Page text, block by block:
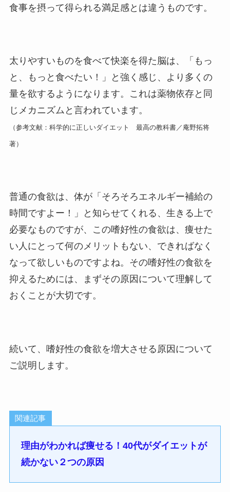
食事を摂って得られる満足感とは違うものです。
太りやすいものを食べて快楽を得た脳は、「もっ
と、もっと食べたい！」と強く感じ、より多くの
量を欲するようになります。これは薬物依存と同
じメカニズムと言われています。
（参考文献：科学的に正しいダイエット 最高の教科書／庵野拓将
著）
普通の食欲は、体が「そろそろエネルギー補給の
時間ですよー！」と知らせてくれる、生きる上で
必要なものですが、この嗜好性の食欲は、痩せた
い人にとって何のメリットもない、できればなく
なって欲しいものですよね。その嗜好性の食欲を
抑えるためには、まずその原因について理解して
おくことが大切です。
続いて、嗜好性の食欲を増大させる原因について
ご説明します。
関連記事
理由がわかれば痩せる！40代がダイエットが
続かない２つの原因